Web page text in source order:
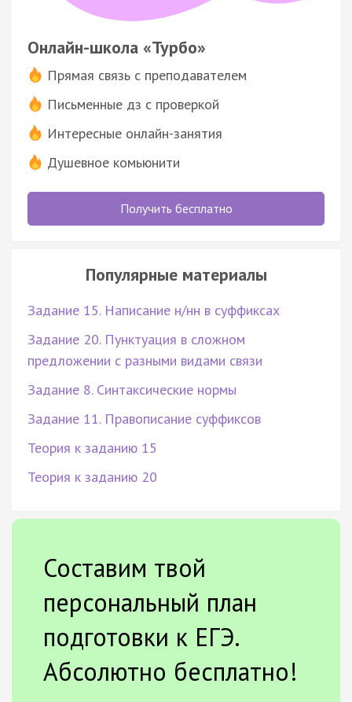
Онлайн-школа «Турбо»
Прямая связь с преподавателем
Письменные дз с проверкой
Интересные онлайн-занятия
Душевное комьюнити
Получить бесплатно
Популярные материалы
Задание 15. Написание н/нн в суффиксах
Задание 20. Пунктуация в сложном
предложении с разными видами связи
Задание 8. Синтаксические нормы
Задание 11. Правописание суффиксов
Теория к заданию 15
Теория к заданию 20
Составим твой
персональный план
подготовки к ЕГЭ.
Абсолютно бесплатно!